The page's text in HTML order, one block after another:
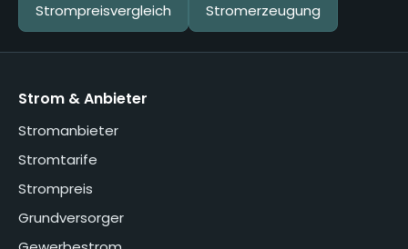
Strompreisvergleich Stromerzeugung
Strom & Anbieter
Stromanbieter
Stromtarife
Strompreis
Grundversorger